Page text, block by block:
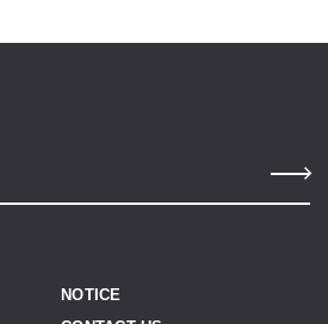
NOTICE